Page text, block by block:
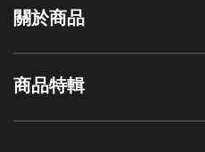
關於商品
商品特輯